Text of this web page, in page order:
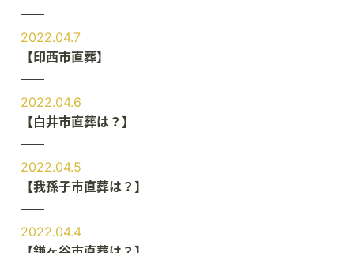
2022.04.7
【印西市直葬】
2022.04.6
【白井市直葬は？】
2022.04.5
【我孫子市直葬は？】
2022.04.4